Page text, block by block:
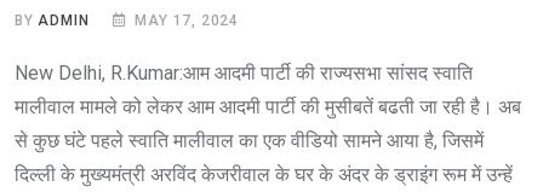
BYADMIN MAY 17, 2024
New Delhi, R.Kumar:आम आदमी पार्टी की राज्यसभा सांसद स्वाति
मालीवाल मामले को लेकर आम आदमी पार्टी की मुसीबतें बढती जा रही है। अब
से कुछ घंटे पहले स्वाति मालीवाल का एक वीडियो सामने आया है, जिसमें
दिल्ली के मुख्यमंत्री अरविंद केजरीवाल के घर के अंदर के ड्राइंग रूम में उन्हें